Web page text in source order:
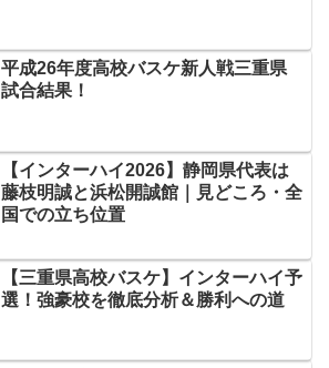
平成26年度高校バスケ新人戦三重県
試合結果！
【インターハイ2026】静岡県代表は
藤枝明誠と浜松開誠館｜見どころ・全
国での立ち位置
【三重県高校バスケ】インターハイ予
選！強豪校を徹底分析＆勝利への道